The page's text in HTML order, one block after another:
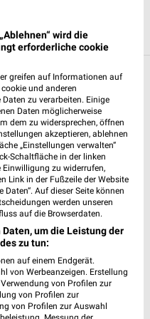
mit Angeboten
Bernau
Berlin-Buch
wird die
erforderliche cookie
greifen auf Informationen auf
und anderen
zu verarbeiten. Einige
Daten möglicherweise
dem zu widersprechen, öffnen
akzeptieren, ablehnen
„Einstellungen verwalten“
Schaltfläche in der linken
Einwilligung zu widerrufen,
Link in der Fußzeile der Website
Auf dieser Seite können
werden unseren
auf die Browserdaten.
um die Leistung der
zu tun:
auf einem Endgerät.
von Werbeanzeigen. Erstellung
von Profilen zur
von Profilen zur
von Profilen zur Auswahl